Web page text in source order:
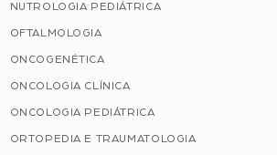
NUTROLOGIA PEDIÁTRICA
OFTALMOLOGIA
ONCOGENÉTICA
ONCOLOGIA CLÍNICA
ONCOLOGIA PEDIÁTRICA
ORTOPEDIA E TRAUMATOLOGIA